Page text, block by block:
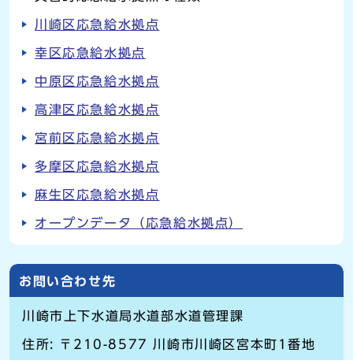
川崎区応急給水拠点
幸区応急給水拠点
中原区応急給水拠点
高津区応急給水拠点
宮前区応急給水拠点
多摩区応急給水拠点
麻生区応急給水拠点
オープンデータ（応急給水拠点）
お問い合わせ先
川崎市上下水道局水道部水道管理課
住所: 〒210-8577 川崎市川崎区宮本町1番地